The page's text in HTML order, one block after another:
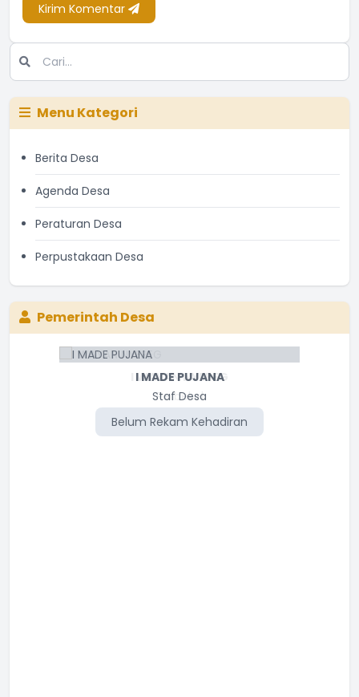
Kirim Komentar
Menu Kategori
Berita Desa
Agenda Desa
Peraturan Desa
Perpustakaan Desa
Pemerintah Desa
I WAYAN NYEPEG
Perbekel
Belum Rekam Kehadiran
I MADE PUJANA
Staf Desa
Belum Rekam Kehadiran